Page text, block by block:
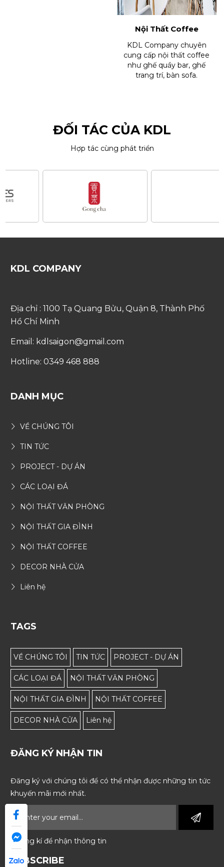
Nội Thất Coffee
KDL Company chuyên
cung cấp nội thất coffee
như ghế quầy bar, ghế
trang trí, bàn sofa.
ĐỐI TÁC CỦA KDL
Hợp tác cùng phát triển
KDL COMPANY
Địa chỉ : 1100 Tạ Quang Bửu, Quận 8, Thành Phố
Hồ Chí Minh
Email: kdlsaigon@gmail.com
Hotline: 0349 468 888
DANH MỤC
VỀ CHÚNG TÔI
TIN TỨC
PROJECT - DỰ ÁN
CÁC LOẠI ĐÁ
NỘI THẤT VĂN PHÒNG
NỘI THẤT GIA ĐÌNH
NỘI THẤT COFFEE
DECOR NHÀ CỬA
Liên hệ
TAGS
VỀ CHÚNG TÔI TIN TỨC PROJECT - DỰ ÁN
CÁC LOẠI ĐÁ NỘI THẤT VĂN PHÒNG
NỘI THẤT GIA ĐÌNH NỘI THẤT COFFEE
DECOR NHÀ CỬA Liên hệ
ĐĂNG KÝ NHẬN TIN
Đăng ký với chúng tôi để có thể nhận được những tin tức
khuyến mãi mới nhất.
* Đăng kí để nhận thông tin
SUBSCRIBE